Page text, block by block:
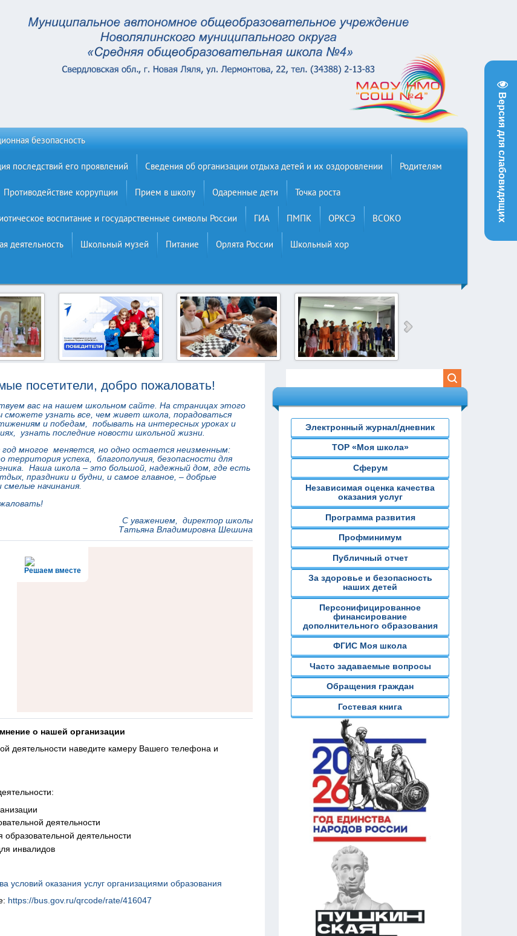
Версия для слабовидящих
безопасность
последствий его проявлений Сведения об организации отдыха детей и их оздоровлении Родителям
Противодействие коррупции Прием в школу Одаренные дети Точка роста
воспитание и государственные символы России ГИА ПМПК ОРКСЭ ВСОКО
деятельность Школьный музей Питание Орлята России Школьный хор
посетители, добро пожаловать!
вас на нашем школьном сайте. На страницах этого
сможете узнать все, чем живет школа, порадоваться
и победам, побывать на интересных уроках и
узнать последние новости школьной жизни.
год многое меняется, но одно остается неизменным:
территория успеха, благополучия, безопасности для
Наша школа – это большой, надежный дом, где есть
праздники и будни, и самое главное, – добрые
начинания.
С уважением, директор школы
Татьяна Владимировна Шешина
Решаем вместе
о нашей организации
деятельности наведите камеру Вашего телефона и
деятельности
деятельности
инвалидов
оказания услуг организациями образования
https://bus.gov.ru/qrcode/rate/416047
Электронный журнал/дневник
ТОР «Моя школа»
Сферум
Независимая оценка качества
оказания услуг
Программа развития
Профминимум
Публичный отчет
За здоровье и безопасность
наших детей
Персонифицированное
финансирование
дополнительного образования
ФГИС Моя школа
Часто задаваемые вопросы
Обращения граждан
Гостевая книга